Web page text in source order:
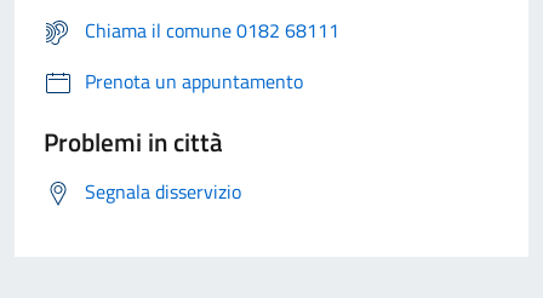
Chiama il comune 0182 68111
Prenota un appuntamento
Problemi in città
Segnala disservizio